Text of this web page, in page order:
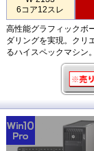
6コア12スレ
高性能グラフィックボ
ダリングを実現。クリ
るハイスペックマシン